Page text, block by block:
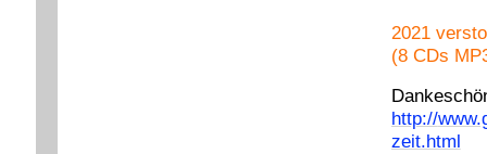
2021
(8 CDs
http://
zeit.html